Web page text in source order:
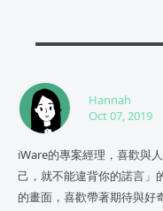
Hannah
Oct 07, 2019
iWare的專案經理，喜歡與
己，就不能違背你的諾言」
的畫面，喜歡帶著期待與好